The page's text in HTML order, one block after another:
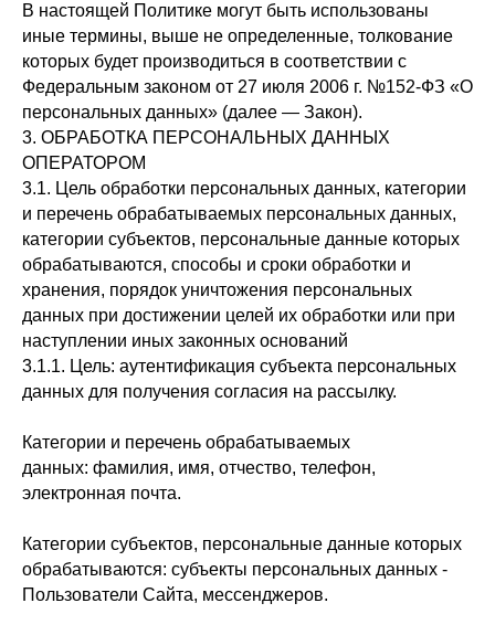
В настоящей Политике могут быть использованы
иные термины, выше не определенные, толкование
которых будет производиться в соответствии с
Федеральным законом от 27 июля 2006 г. №152-ФЗ «О
персональных данных» (далее — Закон).
3. ОБРАБОТКА ПЕРСОНАЛЬНЫХ ДАННЫХ
ОПЕРАТОРОМ
3.1. Цель обработки персональных данных, категории
и перечень обрабатываемых персональных данных,
категории субъектов, персональные данные которых
обрабатываются, способы и сроки обработки и
хранения, порядок уничтожения персональных
данных при достижении целей их обработки или при
наступлении иных законных оснований
3.1.1. Цель: аутентификация субъекта персональных
данных для получения согласия на рассылку.
Категории и перечень обрабатываемых
данных: фамилия, имя, отчество, телефон,
электронная почта.
Категории субъектов, персональные данные которых
обрабатываются: субъекты персональных данных -
Пользователи Сайта, мессенджеров.